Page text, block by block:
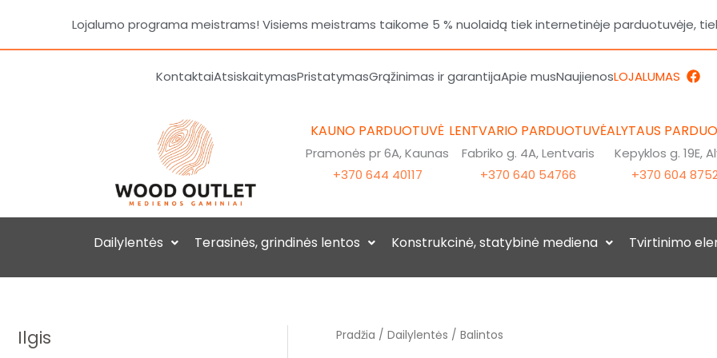
turinio
Lojalumo programa meistrams! Visiems meistrams taikome 5 % nuolaidą tiek internetinėje parduotuvėje,
KontaktaiAtsiskaitymasPristatymasGrąžinimas ir garantijaApie musNaujienosLOJALUMAS F
a
b
o
o
k
KAUNO PARDUOTUVĖ
Pramonės pr 6A, Kaunas
+370 644 40117
LENTVARIO PARDUOTUVĖ
Fabriko g. 4A, Lentvaris
+370 640 54766
ALYTAUS
Kepyklos g. 19E,
+370 604
Dailylentės Terasinės, grindinės lentos Konstrukcinė, statybinė mediena Tvirtinimo
Ilgis Pradžia / Dailylentės / Balintos